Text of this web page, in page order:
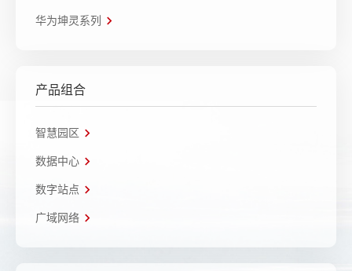
华为坤灵系列
产品组合
智慧园区
数据中心
数字站点
广域网络